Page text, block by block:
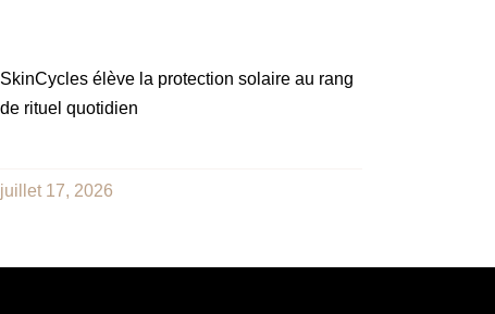
SkinCycles élève la protection solaire au rang
de rituel quotidien
juillet 17, 2026